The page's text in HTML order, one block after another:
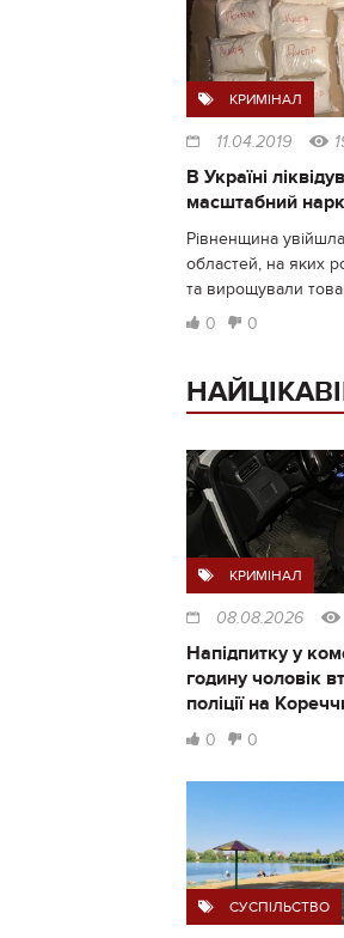
КРИМІНАЛ
11.04.2019
В Україні
масштабний
Рівненщина
областей, на яких
та вирощували
0
0
КРИМІНАЛ
08.08.2026
Напідпитку у
годину чоловік
поліції на
0 0
СУСПІЛЬСТВО